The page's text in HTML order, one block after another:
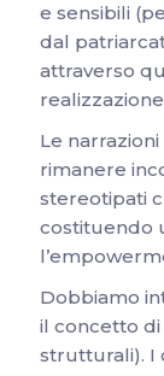
e sensibili
dal
attraverso
Le
rimanere
stereotipati
costituendo
Dobbiamo
il concetto di
strutturali). I